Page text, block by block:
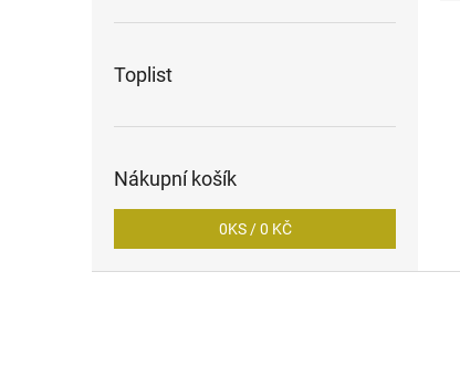
Toplist
Nákupní košík
0KS /0 KČ